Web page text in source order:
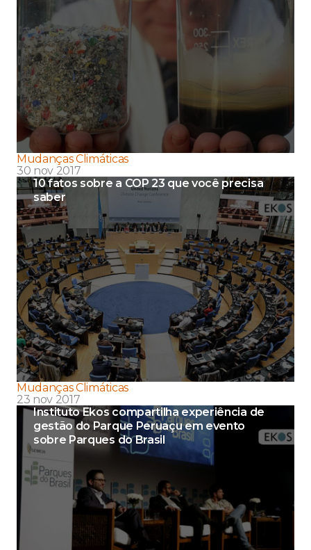
Mudanças Climáticas
30 nov 2017
10 fatos sobre a COP 23 que você precisa
saber
Mudanças Climáticas
23 nov 2017
Instituto Ekos compartilha experiência de
gestão do Parque Peruaçu em evento
sobre Parques do Brasil